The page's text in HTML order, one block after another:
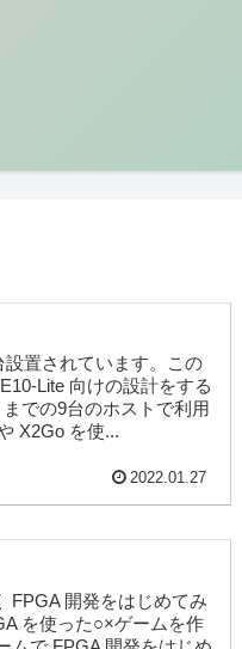
置されています。この
Lite 向けの設計をする
での9台のホストで利用
X2Go を使...
2022.01.27
FPGA 開発をはじめてみ
を使った○×ゲームを作